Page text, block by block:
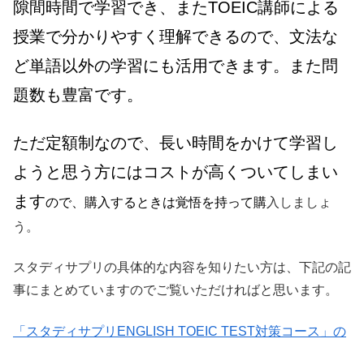
隙間時間で学習でき、またTOEIC講師による
授業で分かりやすく理解できるので、文法な
ど単語以外の学習にも活用できます。また問
題数も豊富です。
ただ定額制なので、長い時間をかけて学習し
ようと思う方にはコストが高くついてしまい
ますので、購入するときは覚悟を持って購入しましょ
う。
スタディサプリの具体的な内容を知りたい方は、下記の記
事にまとめていますのでご覧いただければと思います。
「スタディサプリENGLISH TOEIC TEST対策コース」の